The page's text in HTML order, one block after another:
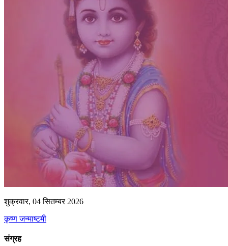
शुक्रवार, 04 सितम्बर 2026
कृष्ण जन्माष्टमी
संग्रह